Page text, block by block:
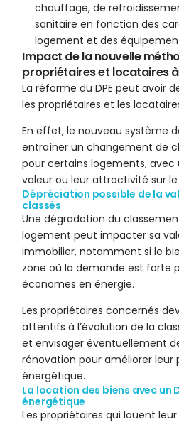
chauffage, de
sanitaire en fonction des
logement et des
Impact de la nouvelle
propriétaires et locataires
La réforme du DPE peut avoir
les propriétaires et les
En effet, le nouveau système
entraîner un changement de
pour certains logements,
valeur ou leur attractivité sur
Dépréciation possible de la
classés
Une dégradation du
logement peut impacter sa
immobilier, notamment si le
zone où la demande est forte
économes en énergie.
Les propriétaires concernés
attentifs à l’évolution de la
et envisager éventuellement
rénovation pour améliorer leur
énergétique.
La location des biens avec un
énergétique
Les propriétaires qui louent